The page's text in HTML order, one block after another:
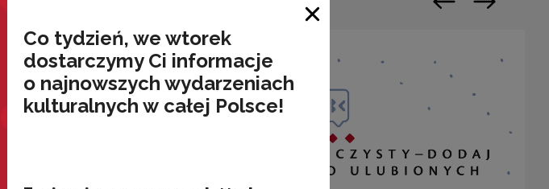
Previous slide
Next slide
Co tydzień, we wtorek
dostarczymy Ci informacje
o najnowszych wydarzeniach
kulturalnych w całej Polsce!